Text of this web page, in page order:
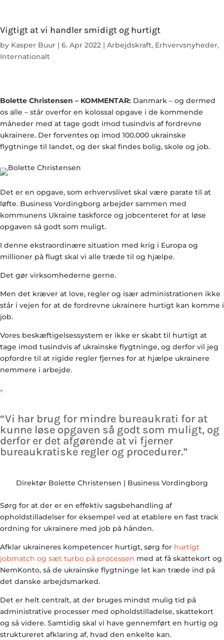
Vigtigt at vi handler smidigt og hurtigt
by Kasper Buur | 6. Apr 2022 | Arbejdskraft, Erhvervsnyheder,
Internationalt
Bolette Christensen – KOMMENTAR: Danmark – og dermed
os alle – står overfor en kolossal opgave i de kommende
måneder med at tage godt imod tusindvis af fordrevne
ukrainere. Der forventes op imod 100.000 ukrainske
flygtninge til landet, og der skal findes bolig, skole og job.
Det er en opgave, som erhvervslivet skal være parate til at
løfte. Business Vordingborg arbejder sammen med
kommunens Ukraine taskforce og jobcenteret for at løse
opgaven så godt som muligt.
I denne ekstraordinære situation med krig i Europa og
millioner på flugt skal vi alle træde til og hjælpe.
Det gør virksomhederne gerne.
Men det kræver at love, regler og især administrationen ikke
står i vejen for at de fordrevne ukrainere hurtigt kan komme i
job.
Vores beskæftigelsessystem er ikke er skabt til hurtigt at
tage imod tusindvis af ukrainske flygtninge, og derfor vil jeg
opfordre til at rigide regler fjernes for at hjælpe ukrainere
nemmere i arbejde.
“
“Vi har brug for mindre bureaukrati for at
kunne løse opgaven så godt som muligt, og
derfor er det afgørende at vi fjerner
bureaukratiske regler og procedurer.”
Direktør Bolette Christensen | Business Vordingborg
Sørg for at der er en effektiv sagsbehandling af
opholdstilladelser for eksempel ved at etablere en fast track
ordning for ukrainere med job på hånden.
Afklar ukraineres kompetencer hurtigt, sørg for hurtigt
jobmatch og sæt turbo på processen med at få skattekort og
NemKonto, så de ukrainske flygtninge let kan træde ind på
det danske arbejdsmarked.
Det er helt centralt, at der bruges mindst mulig tid på
administrative processer med opholdstilladelse, skattekort
og så videre. Samtidig skal vi have gennemført en hurtig og
struktureret afklaring af, hvad den enkelte kan.